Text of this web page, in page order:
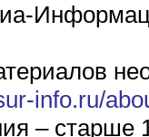
info.ru/
– старше